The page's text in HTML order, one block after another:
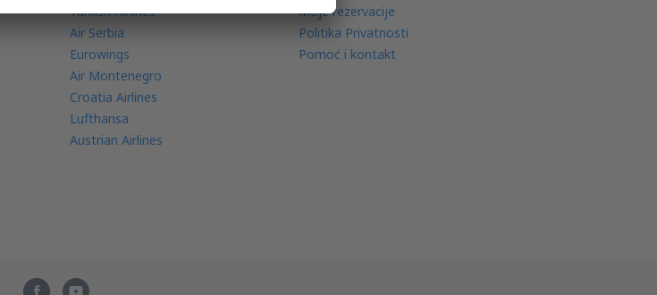
Turkish Airlines
Air Serbia
Eurowings
Air Montenegro
Croatia Airlines
Lufthansa
Austrian Airlines
Moje rezervacije
Politika Privatnosti
Pomoć i kontakt